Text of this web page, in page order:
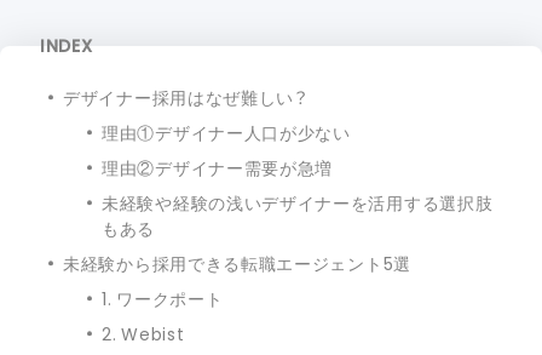
INDEX
デザイナー採用はなぜ難しい？
理由①デザイナー人口が少ない
理由②デザイナー需要が急増
未経験や経験の浅いデザイナーを活用する選択肢
もある
未経験から採用できる転職エージェント5選
1. ワークポート
2. Webist